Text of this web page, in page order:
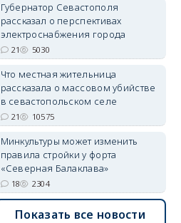
Губернатор Севастополя
рассказал о перспективах
электроснабжения города
21 5030
Что местная жительница
рассказала о массовом убийстве
в севастопольском селе
21 10575
Минкультуры может изменить
правила стройки у форта
«Северная Балаклава»
18 2304
Показать все новости